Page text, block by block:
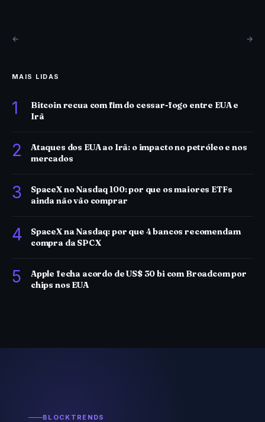
← →
MAIS LIDAS
1
Bitcoin recua com fim do cessar-fogo entre EUA e
Irã
2
Ataques dos EUA ao Irã: o impacto no petróleo e nos
mercados
3
SpaceX no Nasdaq 100: por que os maiores ETFs
ainda não vão comprar
4
SpaceX na Nasdaq: por que 4 bancos recomendam
compra da SPCX
5
Apple fecha acordo de US$ 30 bi com Broadcom por
chips nos EUA
BLOCKTRENDS